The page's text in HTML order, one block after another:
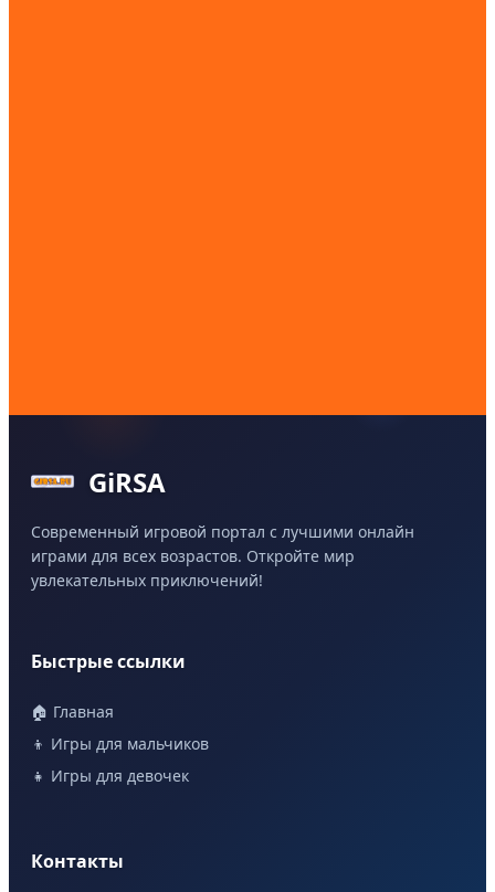
GiRSA
Современный игровой портал с лучшими онлайн
играми для всех возрастов. Откройте мир
увлекательных приключений!
Быстрые ссылки
🏠 Главная
👦 Игры для мальчиков
👧 Игры для девочек
Контакты